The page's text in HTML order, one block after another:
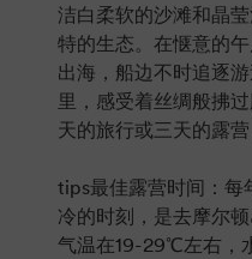
洁白柔软的沙滩和晶
特的生态。在惬意的
出海，船边不时追逐
里，感受着丝绸般拂
天的旅行或三天的露
tips最佳露营时间：每
冷的时刻，是去摩尔
气温在19-29℃左右，